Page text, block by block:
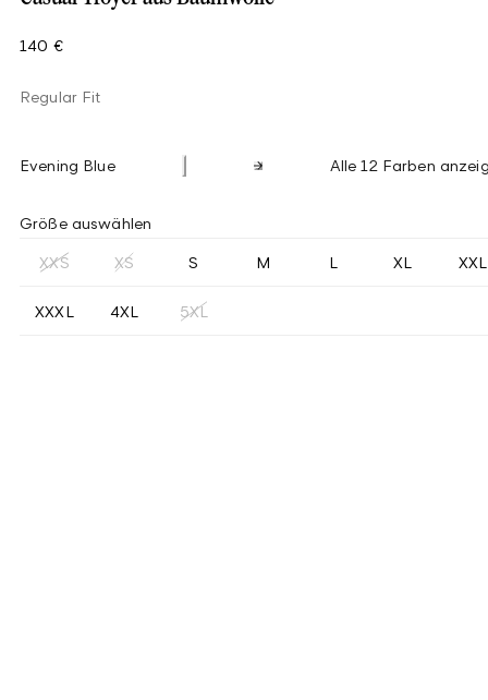
140 €
Regular Fit
Evening Blue Alle 12 Farben
Größe auswählen
XXS XS S M L XL XXL
XXXL 4XL 5XL